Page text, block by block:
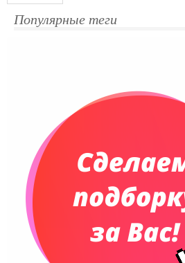
Популярные теги